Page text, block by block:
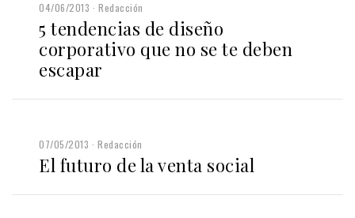
04/06/2013 Redacción
5 tendencias de diseño
corporativo que no se te deben
escapar
07/05/2013 Redacción
El futuro de la venta social